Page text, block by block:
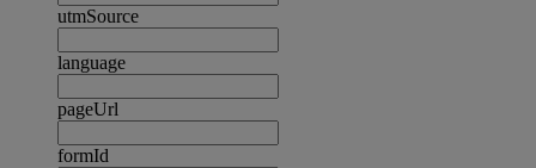
utmSource
language
pageUrl
formId